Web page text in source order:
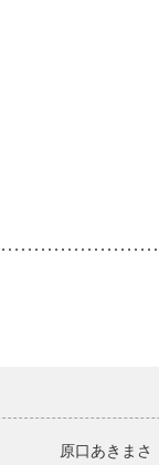
原口あきまさ